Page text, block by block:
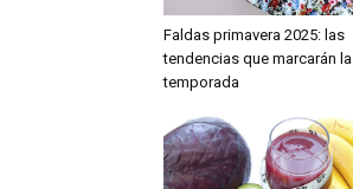
Faldas primavera 2025: las
tendencias que marcarán la
temporada